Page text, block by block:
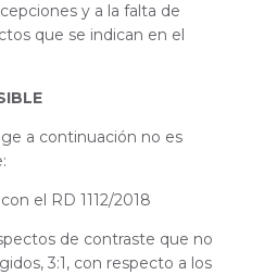
y a la falta de
que se indican en el
a continuación no es
el RD 1112/2018
de contraste que no
3:1, con respecto a los